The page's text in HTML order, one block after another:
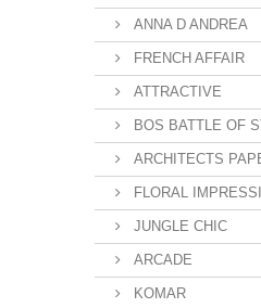
ANNA D ANDREA
FRENCH AFFAIR
ATTRACTIVE
BOS BATTLE OF
ARCHITECTS
FLORAL
JUNGLE CHIC
ARCADE
KOMAR